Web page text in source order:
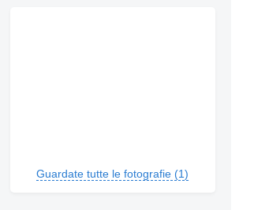
Guardate tutte le fotografie (1)